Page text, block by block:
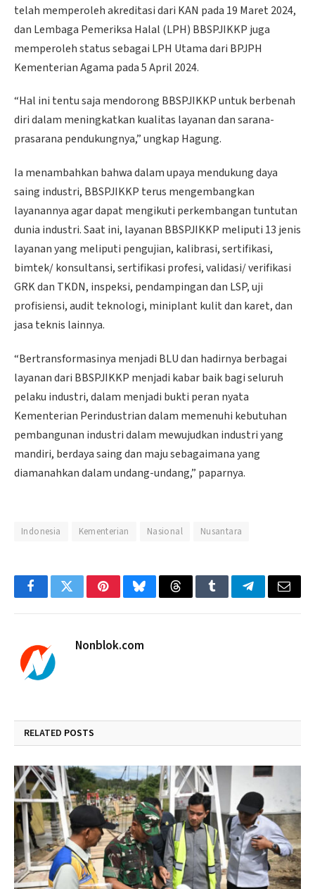
telah memperoleh akreditasi dari KAN pada 19 Maret 2024,
dan Lembaga Pemeriksa Halal (LPH) BBSPJIKKP juga
memperoleh status sebagai LPH Utama dari BPJPH
Kementerian Agama pada 5 April 2024.
“Hal ini tentu saja mendorong BBSPJIKKP untuk berbenah
diri dalam meningkatkan kualitas layanan dan sarana-
prasarana pendukungnya,” ungkap Hagung.
Ia menambahkan bahwa dalam upaya mendukung daya
saing industri, BBSPJIKKP terus mengembangkan
layanannya agar dapat mengikuti perkembangan tuntutan
dunia industri. Saat ini, layanan BBSPJIKKP meliputi 13 jenis
layanan yang meliputi pengujian, kalibrasi, sertifikasi,
bimtek/ konsultansi, sertifikasi profesi, validasi/ verifikasi
GRK dan TKDN, inspeksi, pendampingan dan LSP, uji
profisiensi, audit teknologi, miniplant kulit dan karet, dan
jasa teknis lainnya.
“Bertransformasinya menjadi BLU dan hadirnya berbagai
layanan dari BBSPJIKKP menjadi kabar baik bagi seluruh
pelaku industri, dalam menjadi bukti peran nyata
Kementerian Perindustrian dalam memenuhi kebutuhan
pembangunan industri dalam mewujudkan industri yang
mandiri, berdaya saing dan maju sebagaimana yang
diamanahkan dalam undang-undang,” paparnya.
Indonesia Kementerian Nasional Nusantara
FacebookTwitterPinterestBlueskyThreadsTumblrTelegramEmail
Nonblok.com
RELATED POSTS